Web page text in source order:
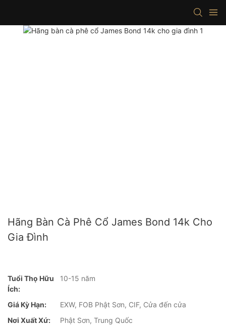
Hãng Bàn Cà Phê Cổ James Bond 14k Cho
Gia Đình
Tuổi Thọ Hữu
Ích:
10-15 năm
Giá Kỳ Hạn:
EXW, FOB Phật Sơn, CIF, Cửa đến cửa
Nơi Xuất Xứ:
Phật Sơn, Trung Quốc